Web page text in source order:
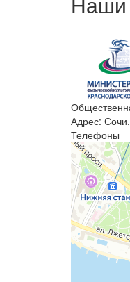
Адрес:
Телефоны